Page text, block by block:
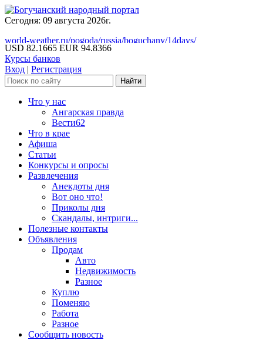
Сегодня: 09 августа 2026г.
world-weather.ru/pogoda/russia/boguchany/14days/
USD 82.1665 EUR 94.8366
Курсы банков
Вход | Регистрация
Что у нас
Ангарская правда
Вести62
Что в крае
Афиша
Статьи
Конкурсы и опросы
Развлечения
Анекдоты дня
Вот оно что!
Приколы дня
Скандалы, интриги...
Полезные контакты
Объявления
Продам
Авто
Недвижимость
Разное
Куплю
Поменяю
Работа
Разное
Сообщить новость